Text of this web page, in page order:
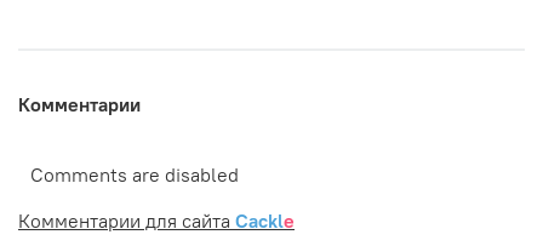
Комментарии
Comments are disabled
Комментарии для сайта Cackle